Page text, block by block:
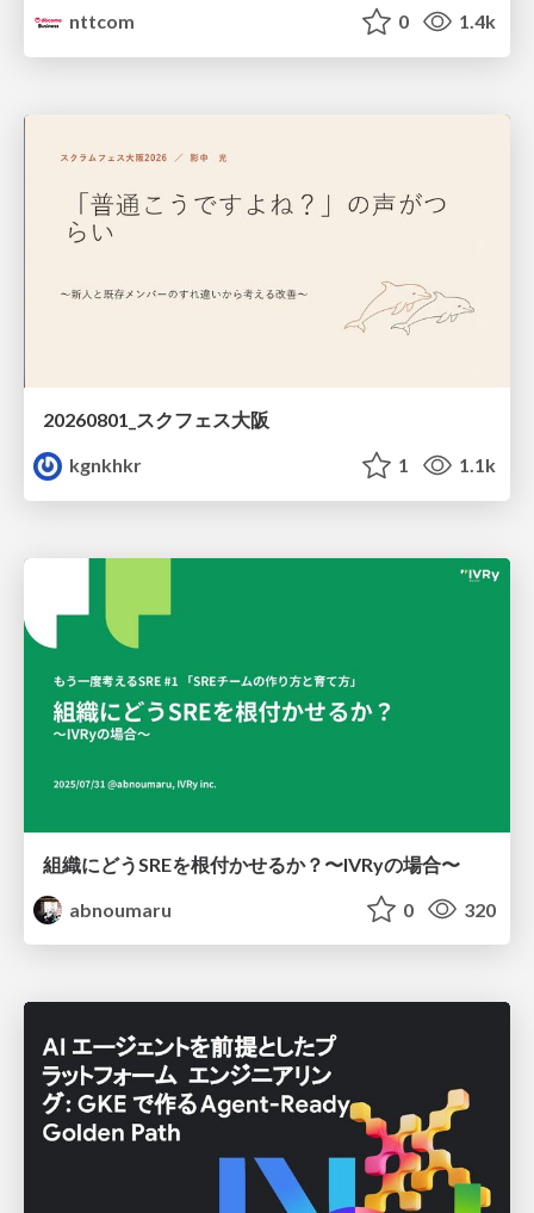
nttcom 0 1.4k
20260801_スクフェス大阪
kgnkhkr
1 1.1k
組織にどうSREを根付かせるか？〜IVRyの場合〜
abnoumaru
0 320